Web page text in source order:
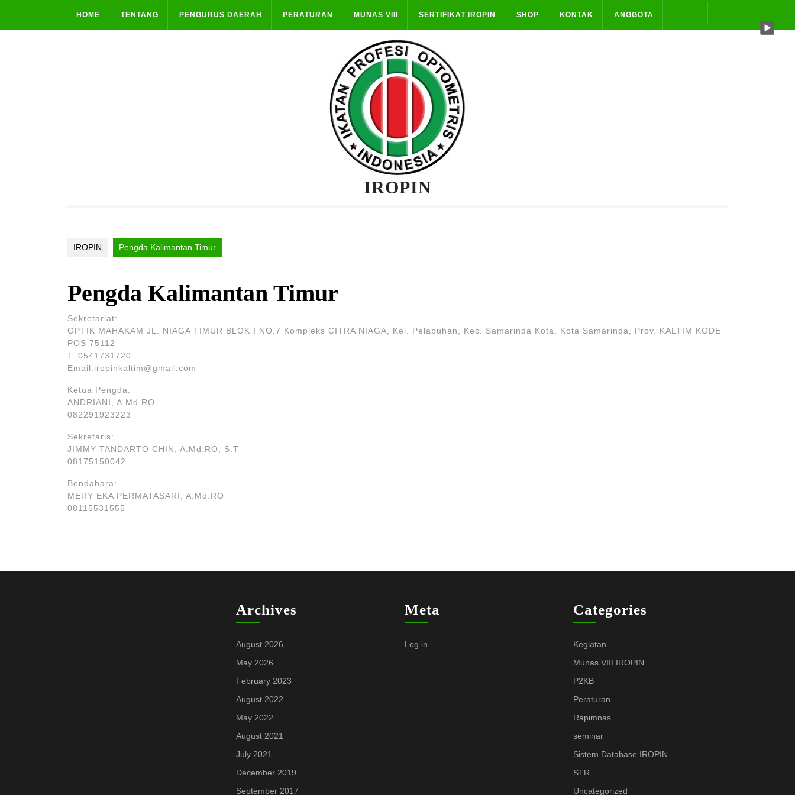
content
HOME TENTANG PENGURUS DAERAH PERATURAN MUNAS VIII SERTIFIKAT IROPIN SHOP KONTAK ANGGOTA
IROPIN
IROPIN Pengda Kalimantan Timur
Pengda Kalimantan Timur
Sekretariat:
OPTIK MAHAKAM JL. NIAGA TIMUR BLOK I NO.7 Kompleks CITRA NIAGA, Kel. Pelabuhan, Kec. Samarinda Kota, Kota Samarinda, Prov. KALTIM KODE
POS 75112
T. 0541731720
Email:iropinkaltim@gmail.com
Ketua Pengda:
ANDRIANI, A.Md.RO
082291923223
Sekretaris:
JIMMY TANDARTO CHIN, A.Md.RO, S.T
08175150042
Bendahara:
MERY EKA PERMATASARI, A.Md.RO
08115531555
Archives
August 2026
May 2026
February 2023
August 2022
May 2022
August 2021
July 2021
December 2019
September 2017
Meta
Log in
Categories
Kegiatan
Munas VIII IROPIN
P2KB
Peraturan
Rapimnas
seminar
Sistem Database IROPIN
STR
Uncategorized